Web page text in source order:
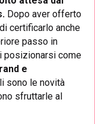
Dopo aver offerto
certificarlo anche
passo in
posizionarsi come
e
sono le novità
sfruttarle al